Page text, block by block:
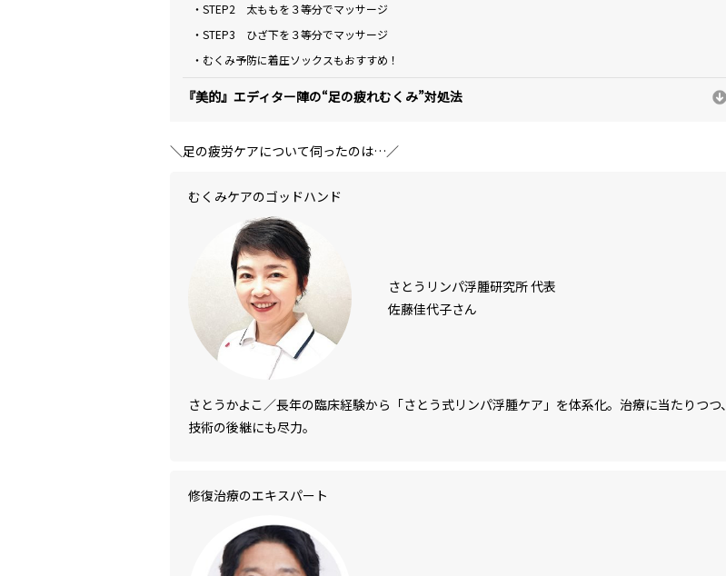
・STEP2 太ももを３等分でマッサージ
・STEP3 ひざ下を３等分でマッサージ
・むくみ予防に着圧ソックスもおすすめ！
『美的』エディター陣の“足の疲れむくみ”対処法
＼足の疲労ケアについて伺ったのは…／
むくみケアのゴッドハンド
さとうリンパ浮腫研究所 代表
佐藤佳代子さん
さとうかよこ／長年の臨床経験から「さとう式リンパ浮腫ケア」を体系化。治療に当たりつつ、
技術の後継にも尽力。
修復治療のエキスパート